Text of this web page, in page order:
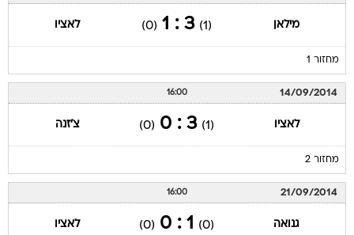
מילאן (1)
3 : 1
(0) לאציו
מחזור 1
14/09/2014
16:00
לאציו (1)
3 : 0
(0) צ'זנה
מחזור 2
21/09/2014
16:00
גנואה (0)
1 : 0
(0) לאציו